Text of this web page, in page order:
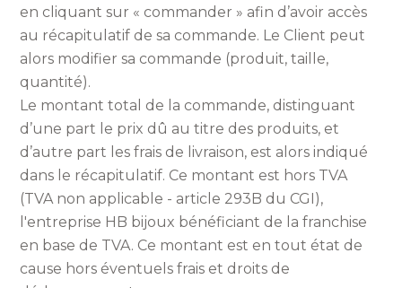
en cliquant sur « commander » afin d’avoir accès
au récapitulatif de sa commande. Le Client peut
alors modifier sa commande (produit, taille,
quantité).
Le montant total de la commande, distinguant
d’une part le prix dû au titre des produits, et
d’autre part les frais de livraison, est alors indiqué
dans le récapitulatif. Ce montant est hors TVA
(TVA non applicable - article 293B du CGI),
l'entreprise HB bijoux bénéficiant de la franchise
en base de TVA. Ce montant est en tout état de
cause hors éventuels frais et droits de